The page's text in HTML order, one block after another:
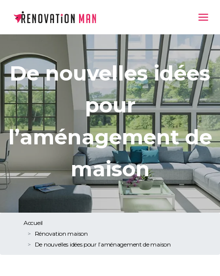
De nouvelles idées
pour
l’aménagement de
maison
Accueil
Rénovation maison
De nouvelles idées pour l’aménagement de maison